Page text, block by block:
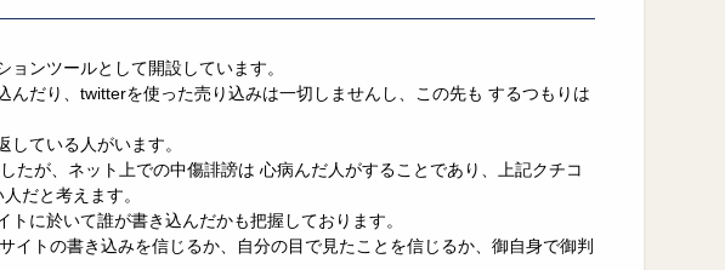
ンツールとして開設しています。
だり、twitterを使った売り込みは一切しませんし、この先も するつもりは
ている人がいます。
たが、ネット上での中傷誹謗は 心病んだ人がすることであり、上記クチコ
だと考えます。
に於いて誰が書き込んだかも把握しております。
トの書き込みを信じるか、自分の目で見たことを信じるか、御自身で御判